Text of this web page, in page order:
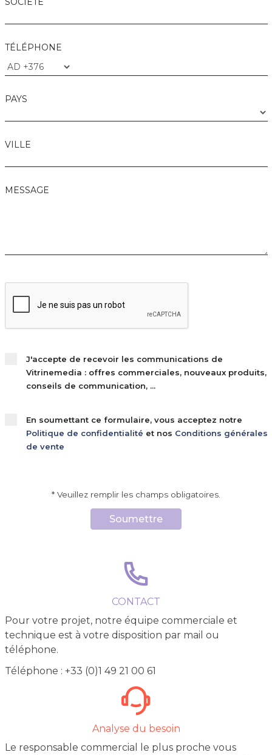
TÉLÉPHONE
PAYS
VILLE
MESSAGE
J'accepte de recevoir les communications de
Vitrinemedia : offres commerciales, nouveaux produits,
conseils de communication, ...
En soumettant ce formulaire, vous acceptez notre
Politique de confidentialité et nos Conditions générales
de vente
* Veuillez remplir les champs obligatoires.
Soumettre
CONTACT
Pour votre projet, notre équipe commerciale et
technique est à votre disposition par mail ou
téléphone.
Téléphone : +33 (0)1 49 21 00 61
Analyse du besoin
Le responsable commercial le plus proche vous